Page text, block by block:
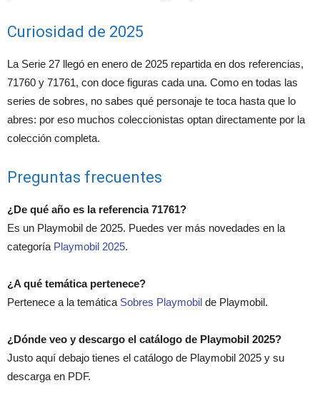
Curiosidad de 2025
La Serie 27 llegó en enero de 2025 repartida en dos referencias,
71760 y 71761, con doce figuras cada una. Como en todas las
series de sobres, no sabes qué personaje te toca hasta que lo
abres: por eso muchos coleccionistas optan directamente por la
colección completa.
Preguntas frecuentes
¿De qué año es la referencia 71761?
Es un Playmobil de 2025. Puedes ver más novedades en la
categoría Playmobil 2025.
¿A qué temática pertenece?
Pertenece a la temática Sobres Playmobil de Playmobil.
¿Dónde veo y descargo el catálogo de Playmobil 2025?
Justo aquí debajo tienes el catálogo de Playmobil 2025 y su
descarga en PDF.